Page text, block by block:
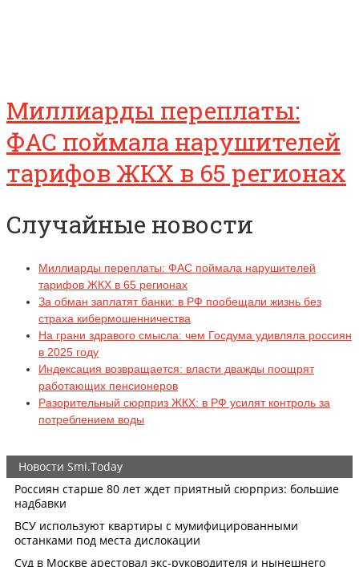
Миллиарды переплаты:
ФАС поймала нарушителей
тарифов ЖКХ в 65 регионах
Случайные новости
Миллиарды переплаты: ФАС поймала нарушителей
тарифов ЖКХ в 65 регионах
За обман заплатят банки: в РФ пообещали жизнь без
страха кибермошенничества
На грани здравого смысла: чем Госдума удивляла россиян
в 2025 году
Индексация возвращается: власти дважды поощрят
работающих пенсионеров
Разорительный сюрприз ЖКХ: в РФ усилят контроль за
потреблением воды